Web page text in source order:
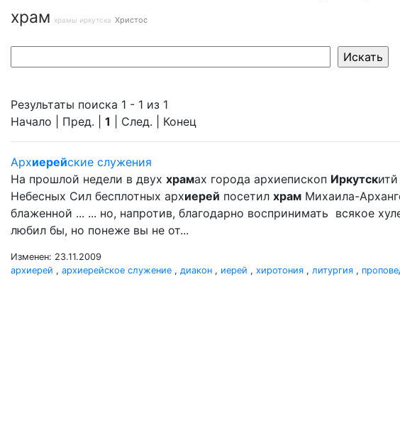
храм храмы иркутска Христос
Результаты поиска 1 - 1 из 1
Начало | Пред. | 1 | След. | Конец
Архиерейские служения
На прошлой недели в двух храмах города архиепископ Иркутск
Небесных Сил бесплотных архиерей посетил храм Михаила-
блаженной ... ... но, напротив, благодарно воспринимать всякое
любил бы, но понеже вы не от...
Изменен: 23.11.2009
архиерей , архиерейское служение , диакон , иерей , хиротония , литургия ,